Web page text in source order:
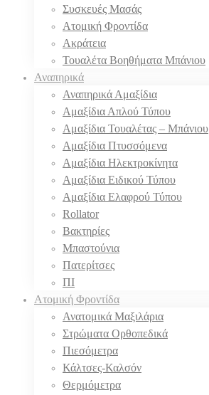
Συσκευές Μασάς
Ατομική Φροντίδα
Ακράτεια
Τουαλέτα Βοηθήματα Μπάνιου
Αναπηρικά
Αναπηρικά Αμαξίδια
Αμαξίδια Απλού Τύπου
Αμαξίδια Τουαλέτας – Μπάνιου
Αμαξίδια Πτυσσόμενα
Αμαξίδια Ηλεκτροκίνητα
Αμαξίδια Ειδικού Τύπου
Αμαξίδια Ελαφρού Τύπου
Rollator
Βακτηρίες
Μπαστούνια
Πατερίτσες
ΠΙ
Ατομική Φροντίδα
Ανατομικά Μαξιλάρια
Στρώματα Ορθοπεδικά
Πιεσόμετρα
Κάλτσες-Καλσόν
Θερμόμετρα